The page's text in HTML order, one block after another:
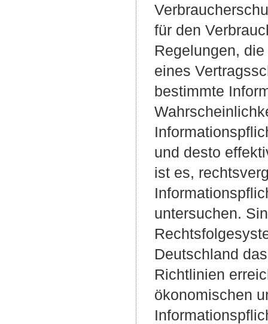
für den
Regelungen,
eines
bestimmte
und desto
ist es,
untersuchen.
Deutschland
Richtlinien
ökonomischen